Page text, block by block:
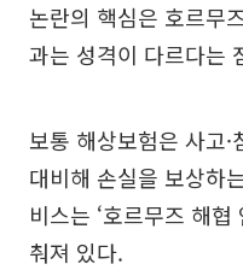
논란의 핵심은 호르무
과는 성격이 다르다는
보통 해상보험은 사고·
대비해 손실을 보상하
비스는 ‘호르무즈 해
춰져 있다.